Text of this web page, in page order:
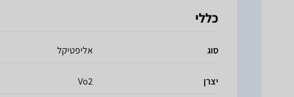
כללי
סוג אליפטיקל
יצרן Vo2